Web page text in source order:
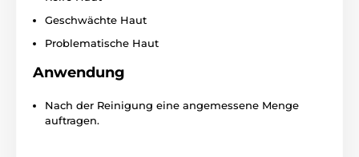
Geschwächte Haut
Problematische Haut
Anwendung
Nach der Reinigung eine angemessene Menge
auftragen.